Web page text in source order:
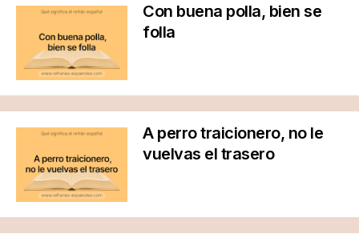
Con buena polla, bien se
folla
A perro traicionero, no le
vuelvas el trasero